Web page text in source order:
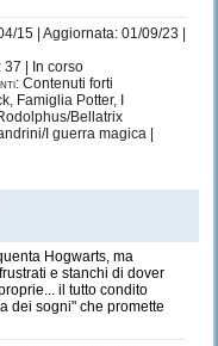
15 | Aggiornata: 01/09/23 |
37 | In corso
Contenuti forti
Famiglia Potter, I
Bellatrix
I guerra magica |
Hogwarts, ma
e stanchi di dover
il tutto condito
dei sogni" che promette